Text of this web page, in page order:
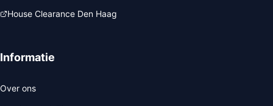
House Clearance Den Haag
Informatie
Over ons